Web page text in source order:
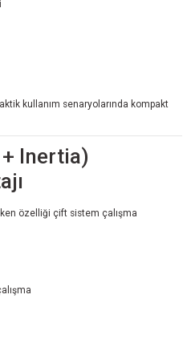
kullanım senaryolarında kompakt
Inertia)
özelliği çift sistem çalışma